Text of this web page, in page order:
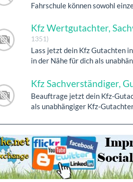
Fahrschule können sowohl
Kfz Wertgutachter,
1351)
Lass jetzt dein Kfz Gutachten
in der Nähe für dich als
Kfz Sachverständiger,
Beauftrage jetzt dein Kfz-
als unabhängiger Kfz-Gutachter